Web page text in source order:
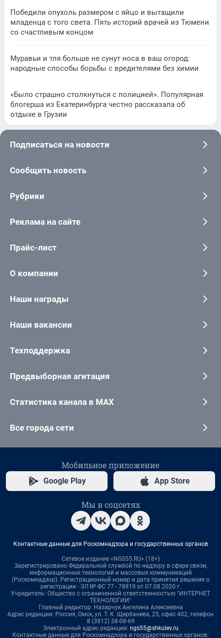
Победили опухоль размером с яйцо и вытащили
младенца с того света. Пять историй врачей из Тюмени
со счастливым концом
Муравьи и тля больше не сунут носа в ваш огород:
народные способы борьбы с вредителями без химии
«Было страшно столкнуться с полицией». Популярная
блогерша из Екатеринбурга честно рассказала об
отдыхе в Грузии
Подписаться на новости
Сообщить новость
Рубрики
Реклама на сайте
Прайс-лист
О компании
Наши награды
Наши вакансии
Техподдержка
Предвыборная агитация
Статистика канала в MAX
Все города сети
Мобильное приложение
Google Play App Store
Мы в соцсетях
Контактные данные для Роскомнадзора и государственных органов
Сетевое издание «NGS55.RU» (18+)
Зарегистрировано Федеральной службой по надзору в сфере связи,
информационных технологий и массовых коммуникаций
(Роскомнадзор). Регистрационный номер и дата принятия решения о
регистрации - ЭЛ № ФС 77 - 78819 от 07.08.2020 г.
Учредитель: Общество с ограниченной ответственностью "ИНТЕРНЕТ
ТЕХНОЛОГИИ"
Главный редактор: Назарчук Ангелина Алексеевна
Адрес редакции: Россия, Омск, ул. Т. К. Щербанева, 25, офис 402, телефон
8 (3812) 38-08-69
Электронный адрес редакции: ngs55@shkulev.ru
Контактные данные для Роскомнадзора и государственных органов: